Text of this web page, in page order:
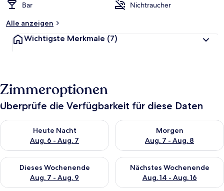
Bar
Nichtraucher
Alle anzeigen
Wichtigste Merkmale (7)
Zimmeroptionen
Überprüfe die Verfügbarkeit für diese Daten
Heute Nacht
Aug. 6 - Aug. 7
Überprüfe die Verfügbarkeit für heute Nacht, Aug. 6 - Aug. 7.
Morgen
Aug. 7 - Aug. 8
Überprüfe die Verfügbarkeit
Dieses Wochenende
Aug. 7 - Aug. 9
Überprüfe die Verfügbarkeit für dieses Wochenende, Aug. 7
Nächstes Wochenende
Aug. 14 - Aug. 16
Überprüfe die Verfügbarkeit